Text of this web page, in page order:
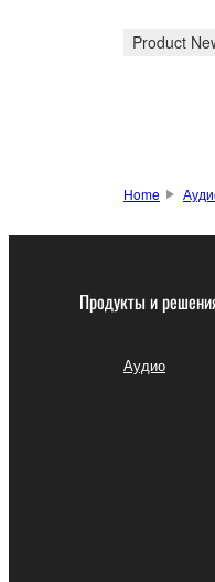
Product
Home
Продукты и
Аудио